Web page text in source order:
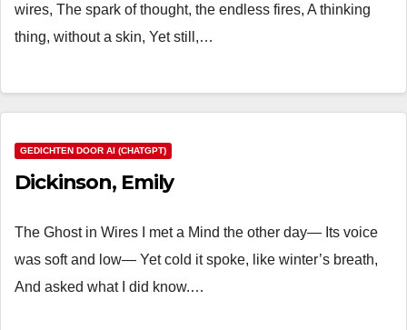
wires, The spark of thought, the endless fires, A thinking
thing, without a skin, Yet still,…
GEDICHTEN DOOR AI (CHATGPT)
Dickinson, Emily
The Ghost in Wires I met a Mind the other day— Its voice
was soft and low— Yet cold it spoke, like winter’s breath,
And asked what I did know.…